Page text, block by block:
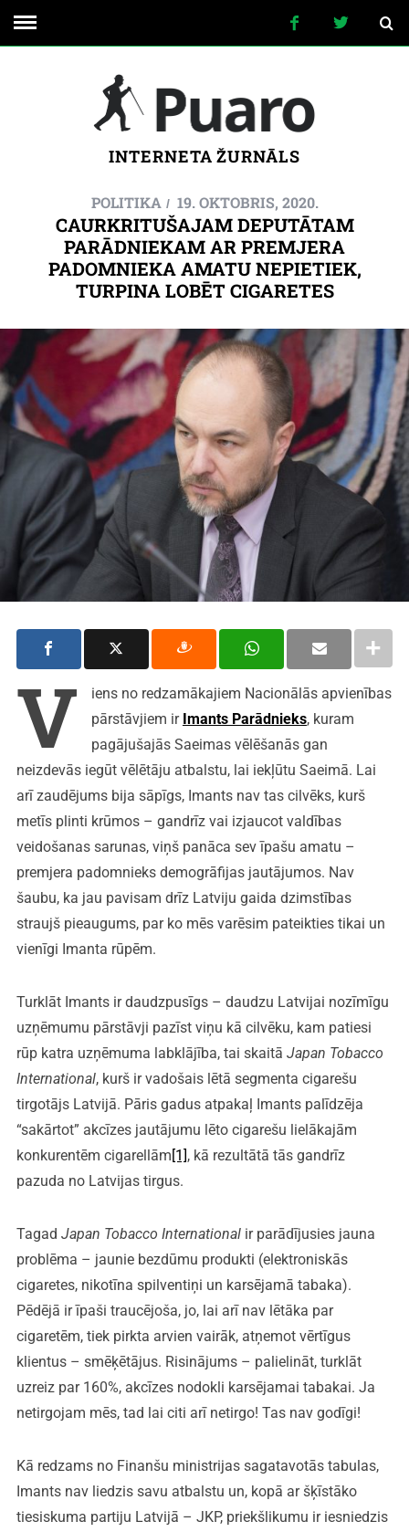
INTERNETA ŽURNĀLS
POLITIKA 19. OKTOBRIS, 2020.
CAURKRITUŠAJAM DEPUTĀTAM
PARĀDNIEKAM AR PREMJERA
PADOMNIEKA AMATU NEPIETIEK,
TURPINA LOBĒT CIGARETES
V
iens no redzamākajiem Nacionālās apvienības
pārstāvjiem ir Imants Parādnieks, kuram
pagājušajās Saeimas vēlēšanās gan
neizdevās iegūt vēlētāju atbalstu, lai iekļūtu Saeimā. Lai
arī zaudējums bija sāpīgs, Imants nav tas cilvēks, kurš
metīs plinti krūmos – gandrīz vai izjaucot valdības
veidošanas sarunas, viņš panāca sev īpašu amatu –
premjera padomnieks demogrāfijas jautājumos. Nav
šaubu, ka jau pavisam drīz Latviju gaida dzimstības
straujš pieaugums, par ko mēs varēsim pateikties tikai un
vienīgi Imanta rūpēm.
Turklāt Imants ir daudzpusīgs – daudzu Latvijai nozīmīgu
uzņēmumu pārstāvji pazīst viņu kā cilvēku, kam patiesi
rūp katra uzņēmuma labklājība, tai skaitā Japan Tobacco
International, kurš ir vadošais lētā segmenta cigarešu
tirgotājs Latvijā. Pāris gadus atpakaļ Imants palīdzēja
“sakārtot” akcīzes jautājumu lēto cigarešu lielākajām
konkurentēm cigarellām[1], kā rezultātā tās gandrīz
pazuda no Latvijas tirgus.
Tagad Japan Tobacco Internationalir parādījusies jauna
problēma – jaunie bezdūmu produkti (elektroniskās
cigaretes, nikotīna spilventiņi un karsējamā tabaka).
Pēdējā ir īpaši traucējoša, jo, lai arī nav lētāka par
cigaretēm, tiek pirkta arvien vairāk, atņemot vērtīgus
klientus – smēķētājus. Risinājums – palielināt, turklāt
uzreiz par 160%, akcīzes nodokli karsējamai tabakai. Ja
netirgojam mēs, tad lai citi arī netirgo! Tas nav godīgi!
Kā redzams no Finanšu ministrijas sagatavotās tabulas,
Imants nav liedzis savu atbalstu un, kopā ar šķīstāko
tiesiskuma partiju Latvijā – JKP, priekšlikumu ir iesniedzis